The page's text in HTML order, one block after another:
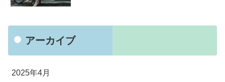
アーカイブ
2025年4月